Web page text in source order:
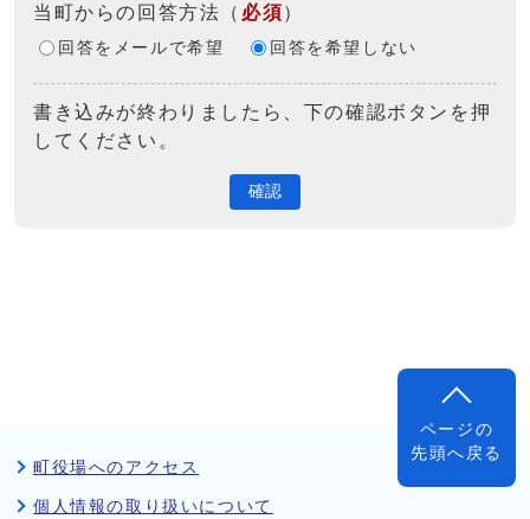
当町からの回答方法 （ 必須）
回答をメールで希望 回答を希望しない
書き込みが終わりましたら、下の確認ボタンを押
してください。
確認
ページの
先頭へ戻る
町役場へのアクセス
個人情報の取り扱いについて